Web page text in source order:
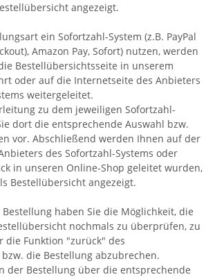
angezeigt.
ein Sofortzahl-System (z.B. PayPal
Amazon Pay, Sofort) nutzen, werden
Bestellübersichtsseite in unserem
oder auf die Internetseite des Anbieters
weitergeleitet.
zu dem jeweiligen Sofortzahl-
dort die entsprechende Auswahl bzw.
vor. Abschließend werden Ihnen auf der
des Sofortzahl-Systems oder
in unseren Online-Shop geleitet wurden,
Bestellübersicht angezeigt.
haben Sie die Möglichkeit, die
nochmals zu überprüfen, zu
die Funktion "zurück" des
die Bestellung abzubrechen.
der Bestellung über die entsprechende